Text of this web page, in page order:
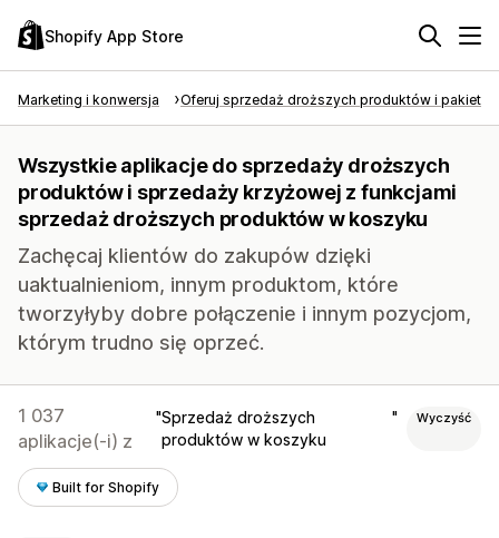
Shopify App Store
Marketing i konwersja Oferuj sprzedaż droższych produktów i
Wszystkie aplikacje do sprzedaży droższych
produktów i sprzedaży krzyżowej z funkcjami
sprzedaż droższych produktów w koszyku
Zachęcaj klientów do zakupów dzięki
uaktualnieniom, innym produktom, które
tworzyłyby dobre połączenie i innym pozycjom,
którym trudno się oprzeć.
1 037
aplikacje(-i) z
Sprzedaż droższych
produktów w koszyku
Wyczyść
Built for Shopify